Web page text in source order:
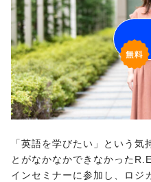
卒業生向け継続コース
Company Info
PROGRIT FOR
PROGRIT MEDIA
SHADOTEN
SUPIFUL
「英語を学びたい」という気
とがなかなかできなかった
インセミナーに参加し、ロジ